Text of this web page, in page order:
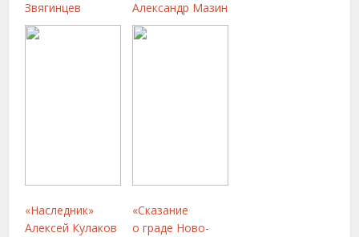
Звягинцев Александр Мазин
«Наследник»
Алексей Кулаков
«Сказание
о граде Ново-